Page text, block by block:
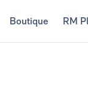
Boutique RM